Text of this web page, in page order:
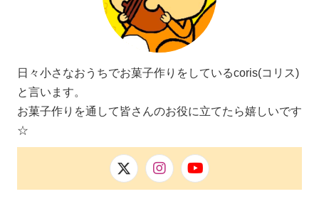
日々小さなおうちでお菓子作りをしているcoris(コリス)
と言います。
お菓子作りを通して皆さんのお役に立てたら嬉しいです
☆